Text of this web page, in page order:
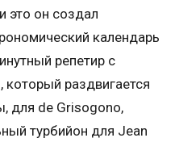
это он создал
календарь
репетир с
раздвигается
для de Grisogono,
турбийон для Jean